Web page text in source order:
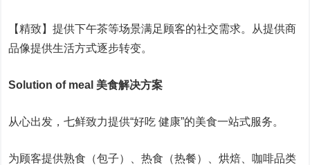
【精致】提供下午茶等场景满足顾客的社交需求。从提供商
品像提供生活方式逐步转变。
Solution of meal 美食解决方案
从心出发，七鲜致力提供“好吃 健康”的美食一站式服务。
为顾客提供熟食（包子）、热食（热餐）、烘焙、咖啡品类